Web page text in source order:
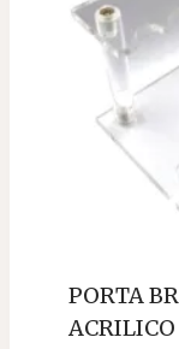
PORTA
ACRILICO